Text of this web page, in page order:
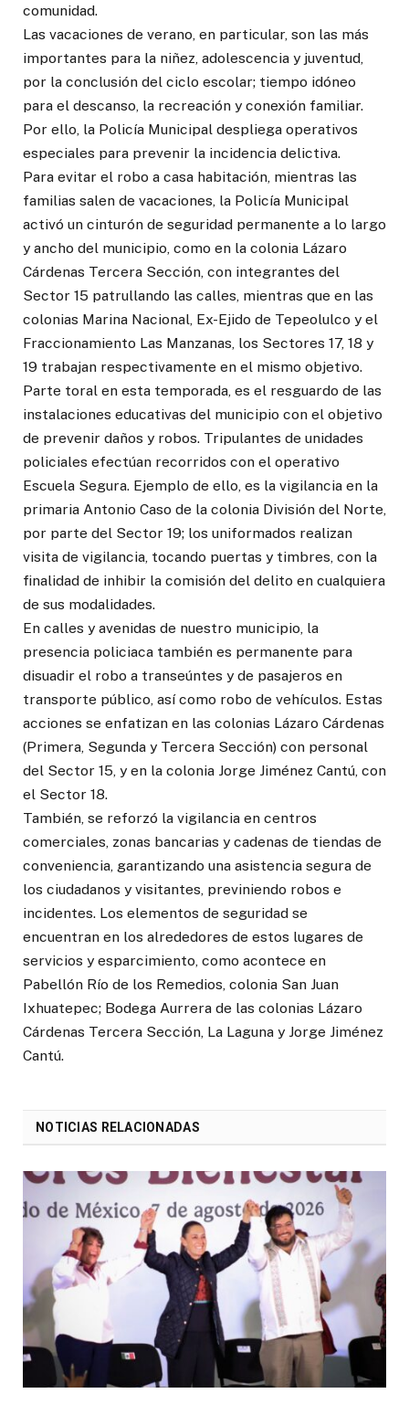
comunidad.
Las vacaciones de verano, en particular, son las más
importantes para la niñez, adolescencia y juventud,
por la conclusión del ciclo escolar; tiempo idóneo
para el descanso, la recreación y conexión familiar.
Por ello, la Policía Municipal despliega operativos
especiales para prevenir la incidencia delictiva.
Para evitar el robo a casa habitación, mientras las
familias salen de vacaciones, la Policía Municipal
activó un cinturón de seguridad permanente a lo largo
y ancho del municipio, como en la colonia Lázaro
Cárdenas Tercera Sección, con integrantes del
Sector 15 patrullando las calles, mientras que en las
colonias Marina Nacional, Ex-Ejido de Tepeolulco y el
Fraccionamiento Las Manzanas, los Sectores 17, 18 y
19 trabajan respectivamente en el mismo objetivo.
Parte toral en esta temporada, es el resguardo de las
instalaciones educativas del municipio con el objetivo
de prevenir daños y robos. Tripulantes de unidades
policiales efectúan recorridos con el operativo
Escuela Segura. Ejemplo de ello, es la vigilancia en la
primaria Antonio Caso de la colonia División del Norte,
por parte del Sector 19; los uniformados realizan
visita de vigilancia, tocando puertas y timbres, con la
finalidad de inhibir la comisión del delito en cualquiera
de sus modalidades.
En calles y avenidas de nuestro municipio, la
presencia policiaca también es permanente para
disuadir el robo a transeúntes y de pasajeros en
transporte público, así como robo de vehículos. Estas
acciones se enfatizan en las colonias Lázaro Cárdenas
(Primera, Segunda y Tercera Sección) con personal
del Sector 15, y en la colonia Jorge Jiménez Cantú, con
el Sector 18.
También, se reforzó la vigilancia en centros
comerciales, zonas bancarias y cadenas de tiendas de
conveniencia, garantizando una asistencia segura de
los ciudadanos y visitantes, previniendo robos e
incidentes. Los elementos de seguridad se
encuentran en los alrededores de estos lugares de
servicios y esparcimiento, como acontece en
Pabellón Río de los Remedios, colonia San Juan
Ixhuatepec; Bodega Aurrera de las colonias Lázaro
Cárdenas Tercera Sección, La Laguna y Jorge Jiménez
Cantú.
NOTICIAS RELACIONADAS